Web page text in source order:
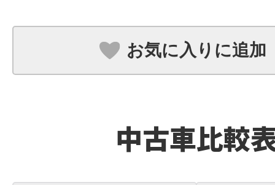
お気に入りに追加
中古車比較